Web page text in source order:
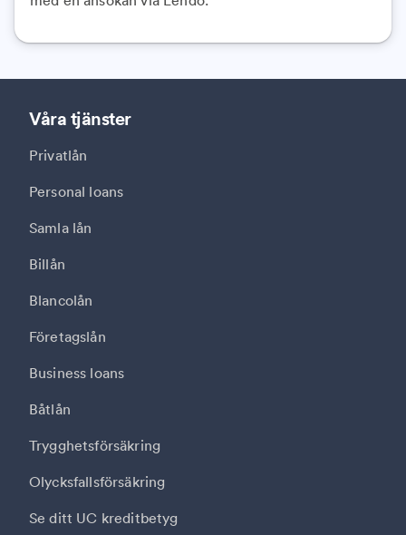
Våra tjänster
Privatlån
Personal loans
Samla lån
Billån
Blancolån
Företagslån
Business loans
Båtlån
Trygghetsförsäkring
Olycksfallsförsäkring
Se ditt UC kreditbetyg